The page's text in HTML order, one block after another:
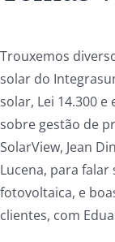
Trouxemos
solar do
solar, Lei 14.300
sobre gestão de
SolarView, Jean
Lucena, para
fotovoltaica, e
clientes, com